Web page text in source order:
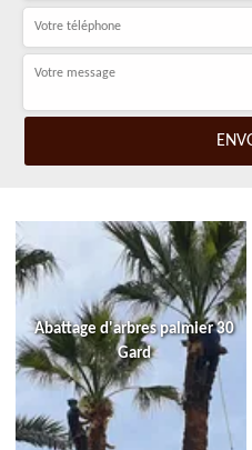
Abattage d'arbres palmier 30
Gard